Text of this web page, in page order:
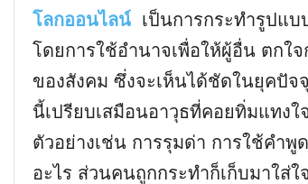
โลกออนไลน์
เป็นการกระทำรูปแ
โดยการใช้อำนาจเพื่อให้ผู้อื่น ตกใ
ของสังคม ซึ่งจะเห็นได้ชัดในยุคปั
นี้เปรียบเสมือนอาวุธที่คอยทิ่มแทง
ตัวอย่างเช่น การรุมด่า การใช้คำพู
อะไร ส่วนคนถูกกระทำก็เก็บมาใส่